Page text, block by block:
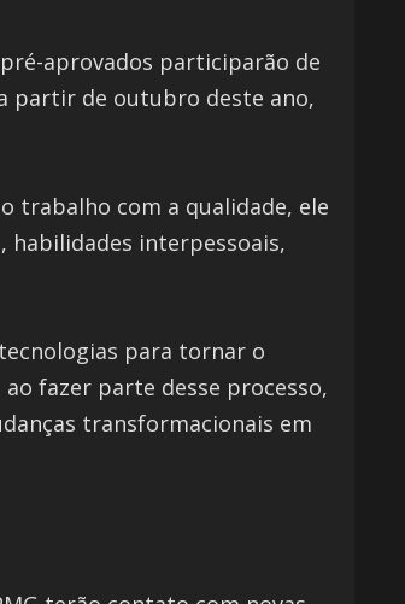
aprovados participarão de
partir de outubro deste ano,
trabalho com a qualidade, ele
habilidades interpessoais,
para tornar o
fazer parte desse processo,
transformacionais em